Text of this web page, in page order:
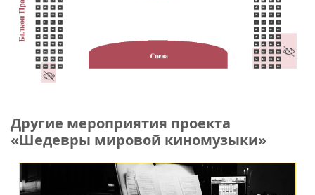
Другие мероприятия проекта
«Шедевры мировой киномузыки»